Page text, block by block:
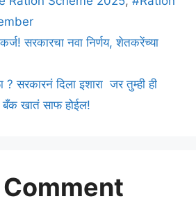
सरकारचा नवा निर्णय, शेतकरेंच्या
सरकारनं दिला इशारा जर तुम्ही ही
खातं साफ होईल!
Comment